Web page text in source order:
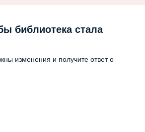
библиотека стала
изменения и получите ответ о